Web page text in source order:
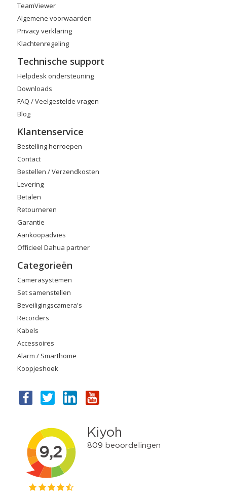
TeamViewer
Algemene voorwaarden
Privacy verklaring
Klachtenregeling
Technische support
Helpdesk ondersteuning
Downloads
FAQ / Veelgestelde vragen
Blog
Klantenservice
Bestelling herroepen
Contact
Bestellen / Verzendkosten
Levering
Betalen
Retourneren
Garantie
Aankoopadvies
Officieel Dahua partner
Categorieën
Camerasystemen
Set samenstellen
Beveiligingscamera's
Recorders
Kabels
Accessoires
Alarm / Smarthome
Koopjeshoek